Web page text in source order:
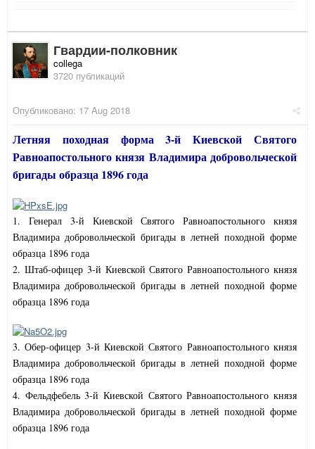
Гвардии-полковник
collega
3720 публикаций
Опубликовано: 17 Aug 2018
Летняя походная форма 3-й Киевской Святого
Равноапостольного князя Владимира добровольческой
бригады образца 1896 года
1. Генерал 3-й Киевской Святого Равноапостольного князя
Владимира добровольческой бригады в летней походной форме
образца 1896 года
2. Штаб-офицер 3-й Киевской Святого Равноапостольного князя
Владимира добровольческой бригады в летней походной форме
образца 1896 года
3. Обер-офицер 3-й Киевской Святого Равноапостольного князя
Владимира добровольческой бригады в летней походной форме
образца 1896 года
4. Фельдфебель 3-й Киевской Святого Равноапостольного князя
Владимира добровольческой бригады в летней походной форме
образца 1896 года